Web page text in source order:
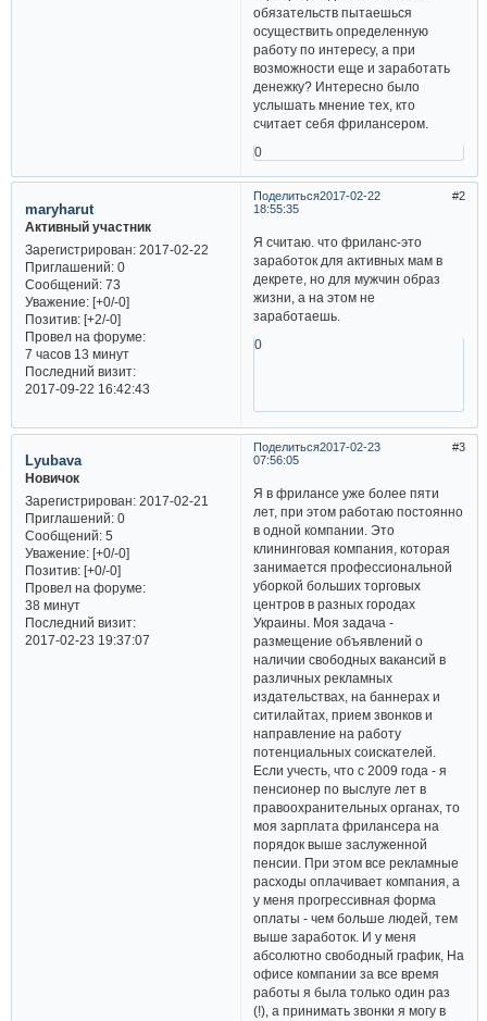
обязательств пытаешься
осуществить определенную
работу по интересу, а при
возможности еще и заработать
денежку? Интересно было
услышать мнение тех, кто
считает себя фрилансером.
0
Поделиться 2
2017-02-22
18:55:35
maryharut
Активный участник
Зарегистрирован: 2017-02-22
Приглашений:0
Сообщений:73
Уважение: [+0/-0]
Позитив: [+2/-0]
Провел на форуме:
7 часов 13 минут
Последний визит:
2017-09-22 16:42:43
Я считаю. что фриланс-это
заработок для активных мам в
декрете, но для мужчин образ
жизни, а на этом не
заработаешь.
0
Поделиться 3
2017-02-23
07:56:05
Lyubava
Новичок
Зарегистрирован: 2017-02-21
Приглашений:0
Сообщений:5
Уважение: [+0/-0]
Позитив: [+0/-0]
Провел на форуме:
38 минут
Последний визит:
2017-02-23 19:37:07
Я в фрилансе уже более пяти
лет, при этом работаю постоянно
в одной компании. Это
клининговая компания, которая
занимается профессиональной
уборкой больших торговых
центров в разных городах
Украины. Моя задача -
размещение объявлений о
наличии свободных вакансий в
различных рекламных
издательствах, на баннерах и
ситилайтах, прием звонков и
направление на работу
потенциальных соискателей.
Если учесть, что с 2009 года - я
пенсионер по выслуге лет в
правоохранительных органах, то
моя зарплата фрилансера на
порядок выше заслуженной
пенсии. При этом все рекламные
расходы оплачивает компания, а
у меня прогрессивная форма
оплаты - чем больше людей, тем
выше заработок. И у меня
абсолютно свободный график, На
офисе компании за все время
работы я была только один раз
(!), а принимать звонки я могу в